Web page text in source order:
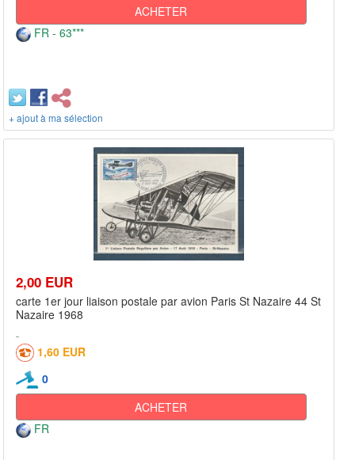
ACHETER
FR - 63***
+ ajout à ma sélection
2,00 EUR
carte 1er jour liaison postale par avion Paris St Nazaire 44 St
Nazaire 1968
1,60 EUR
0
ACHETER
FR